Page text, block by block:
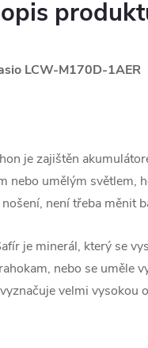
LCW-M170D-1AER
je zajištěn
nebo umělým světlem,
není třeba měnit
je minerál, který se
nebo se uměle
velmi vysokou